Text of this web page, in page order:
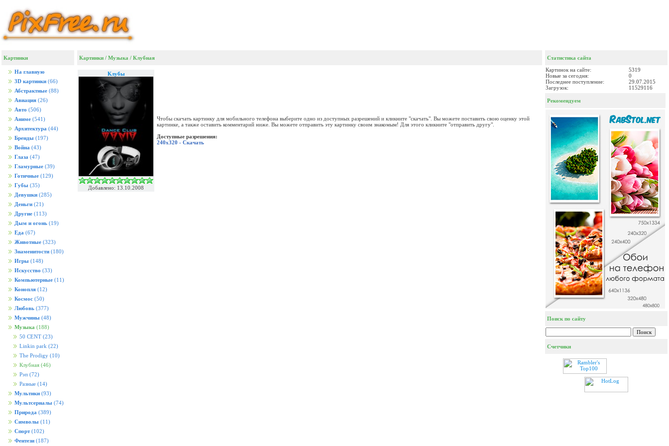
Картинки
На главную
3D картинки (66)
Абстрактные (88)
Авиация (26)
Авто (506)
Аниме (541)
Архитектура (44)
Бренды (197)
Война (43)
Глаза (47)
Гламурные (39)
Готичные (129)
Губы (35)
Девушки (285)
Деньги (21)
Другие (113)
Дым и огонь (19)
Еда (67)
Животные (323)
Знаменитости (180)
Игры (148)
Искусство (33)
Компьютерные (11)
Конопля (12)
Космос (50)
Любовь (377)
Мужчины (48)
Музыка (188)
50 CENT (23)
Linkin park (22)
The Prodigy (10)
Клубная (46)
Рэп (72)
Разные (14)
Мультики (93)
Мультсериалы (74)
Природа (389)
Символы (11)
Спорт (102)
Фентези (187)
Картинки / Музыка / Клубная
Клубы
Добавлено: 13.10.2008
Чтобы скачать картинку для мобильного телефона выберите одно из доступных разрешений и кликните "скачать". Вы можете поставить свою оценку этой
картинке, а также оставить комментарий ниже. Вы можете отправить эту картинку своим знакомым! Для этого кликните "отправить другу".
Доступные разрешения:
240x320 - Скачать
Статистика сайта
Картинок на сайте:
5319
Новые за сегодня:
0
Последнее поступление:
29.07.2015
Загрузок:
11529116
Рекомендуем
Поиск по сайту
Счетчики